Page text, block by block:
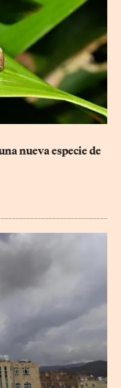
nueva especie de